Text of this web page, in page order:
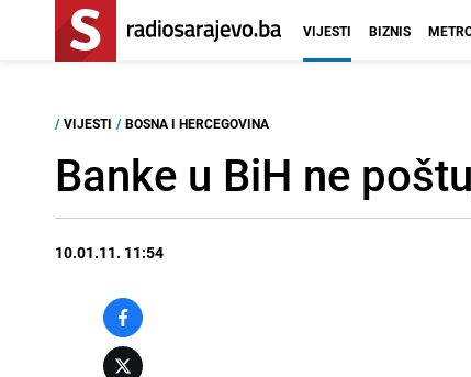
VIJESTI BIZNIS
/ VIJESTI / BOSNA I HERCEGOVINA
Banke u BiH ne
10.01.11. 11:54